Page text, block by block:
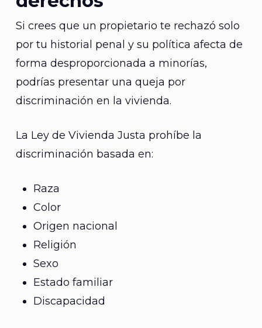
Si crees que un propietario te rechazó solo
por tu historial penal y su política afecta de
forma desproporcionada a minorías,
podrías presentar una queja por
discriminación en la vivienda.
La Ley de Vivienda Justa prohíbe la
discriminación basada en:
Raza
Color
Origen nacional
Religión
Sexo
Estado familiar
Discapacidad